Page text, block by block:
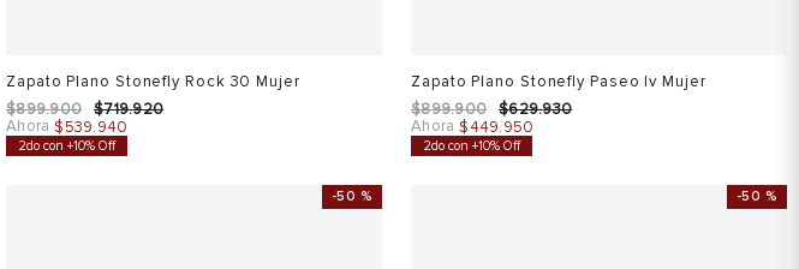
Zapato Plano Stonefly Rock 30 Mujer
$899.900 $719.920
Ahora $539.940
2do con +10% Off
Zapato Plano Stonefly Paseo Iv Mujer
$899.900 $629.930
Ahora $449.950
2do con +10% Off
-50 % -50 %